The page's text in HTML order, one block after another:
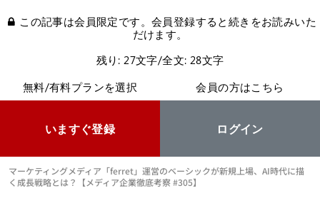
この記事は会員限定です。会員登録すると続きをお読みいた
だけます。
残り: 27文字/全文: 28文字
無料/有料プランを選択
いますぐ登録
会員の方はこちら
ログイン
マーケティングメディア「ferret」運営のベーシックが新規上場、AI時代に描
く成長戦略とは？【メディア企業徹底考察 #305】